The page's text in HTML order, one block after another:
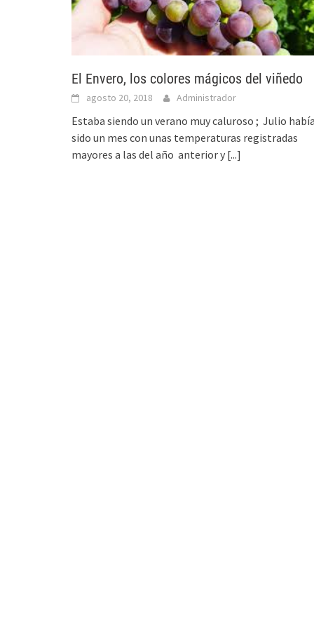
El Envero, los colores mágicos del viñedo
agosto 20, 2018 Administrador
Estaba siendo un verano muy caluroso ; Julio había
sido un mes con unas temperaturas registradas
mayores a las del año anterior y [...]